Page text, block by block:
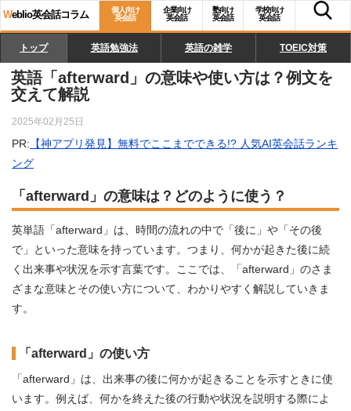
Weblio英会話コラム
個人向け
英会話
企業向け
英会話
塾向け
英会話
学校向け
英会話
トップ 英語勉強法 英語の雑学 TOEIC対策
英語「afterward」の意味や使い方は？例文を
交えて解説
2025年02月25日
PR: 【神アプリ発見】無料でここまでできる!? 人気AI英会話ランキ
ング
「afterward」の意味は？どのように使う？
英単語「afterward」は、時間の流れの中で「後に」や「その後
で」といった意味を持っています。つまり、何かが起きた後に続
く出来事や状況を示す言葉です。ここでは、「afterward」のさま
ざまな意味とその使い方について、わかりやすく解説していきま
す。
「afterward」の使い方
「afterward」は、出来事の後に何かが起きることを示すときに使
います。例えば、何かを終えた後の行動や状況を説明する際によ